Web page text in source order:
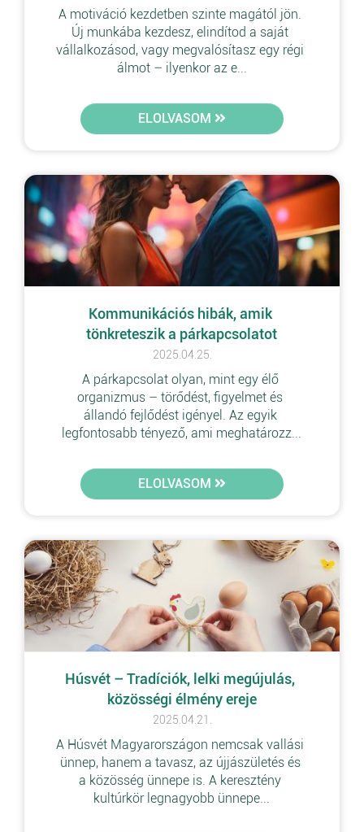
A motiváció kezdetben szinte magától jön.
Új munkába kezdesz, elindítod a saját
vállalkozásod, vagy megvalósítasz egy régi
álmot – ilyenkor az e...
ELOLVASOM
Kommunikációs hibák, amik
tönkreteszik a párkapcsolatot
2025.04.25.
A párkapcsolat olyan, mint egy élő
organizmus – törődést, figyelmet és
állandó fejlődést igényel. Az egyik
legfontosabb tényező, ami meghatározz...
ELOLVASOM
Húsvét – Tradíciók, lelki megújulás,
közösségi élmény ereje
2025.04.21.
A Húsvét Magyarországon nemcsak vallási
ünnep, hanem a tavasz, az újjászületés és
a közösség ünnepe is. A keresztény
kultúrkör legnagyobb ünnepe...